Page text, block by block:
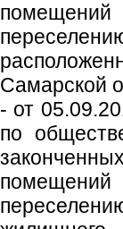
Самарской
- от
по